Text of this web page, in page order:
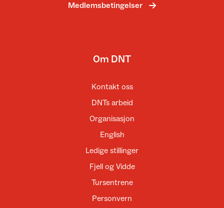
Medlemsbetingelser
Om DNT
Kontakt oss
DNTs arbeid
Organisasjon
English
Ledige stillinger
Fjell og Vidde
Tursentrene
Personvern